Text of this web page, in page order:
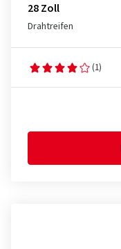
28 Zoll
Drahtreifen
(1)